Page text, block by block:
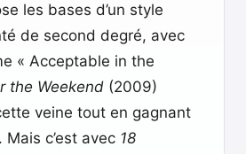
les bases d’un style
de second degré, avec
« Acceptable in the
the Weekend (2009)
veine tout en gagnant
c’est avec 18